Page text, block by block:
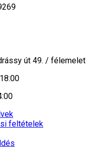
út 49. / félemelet
feltételek